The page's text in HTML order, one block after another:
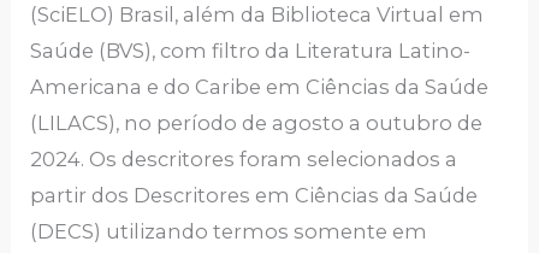
(SciELO) Brasil, além da Biblioteca Virtual em
Saúde (BVS), com filtro da Literatura Latino-
Americana e do Caribe em Ciências da Saúde
(LILACS), no período de agosto a outubro de
2024. Os descritores foram selecionados a
partir dos Descritores em Ciências da Saúde
(DECS) utilizando termos somente em